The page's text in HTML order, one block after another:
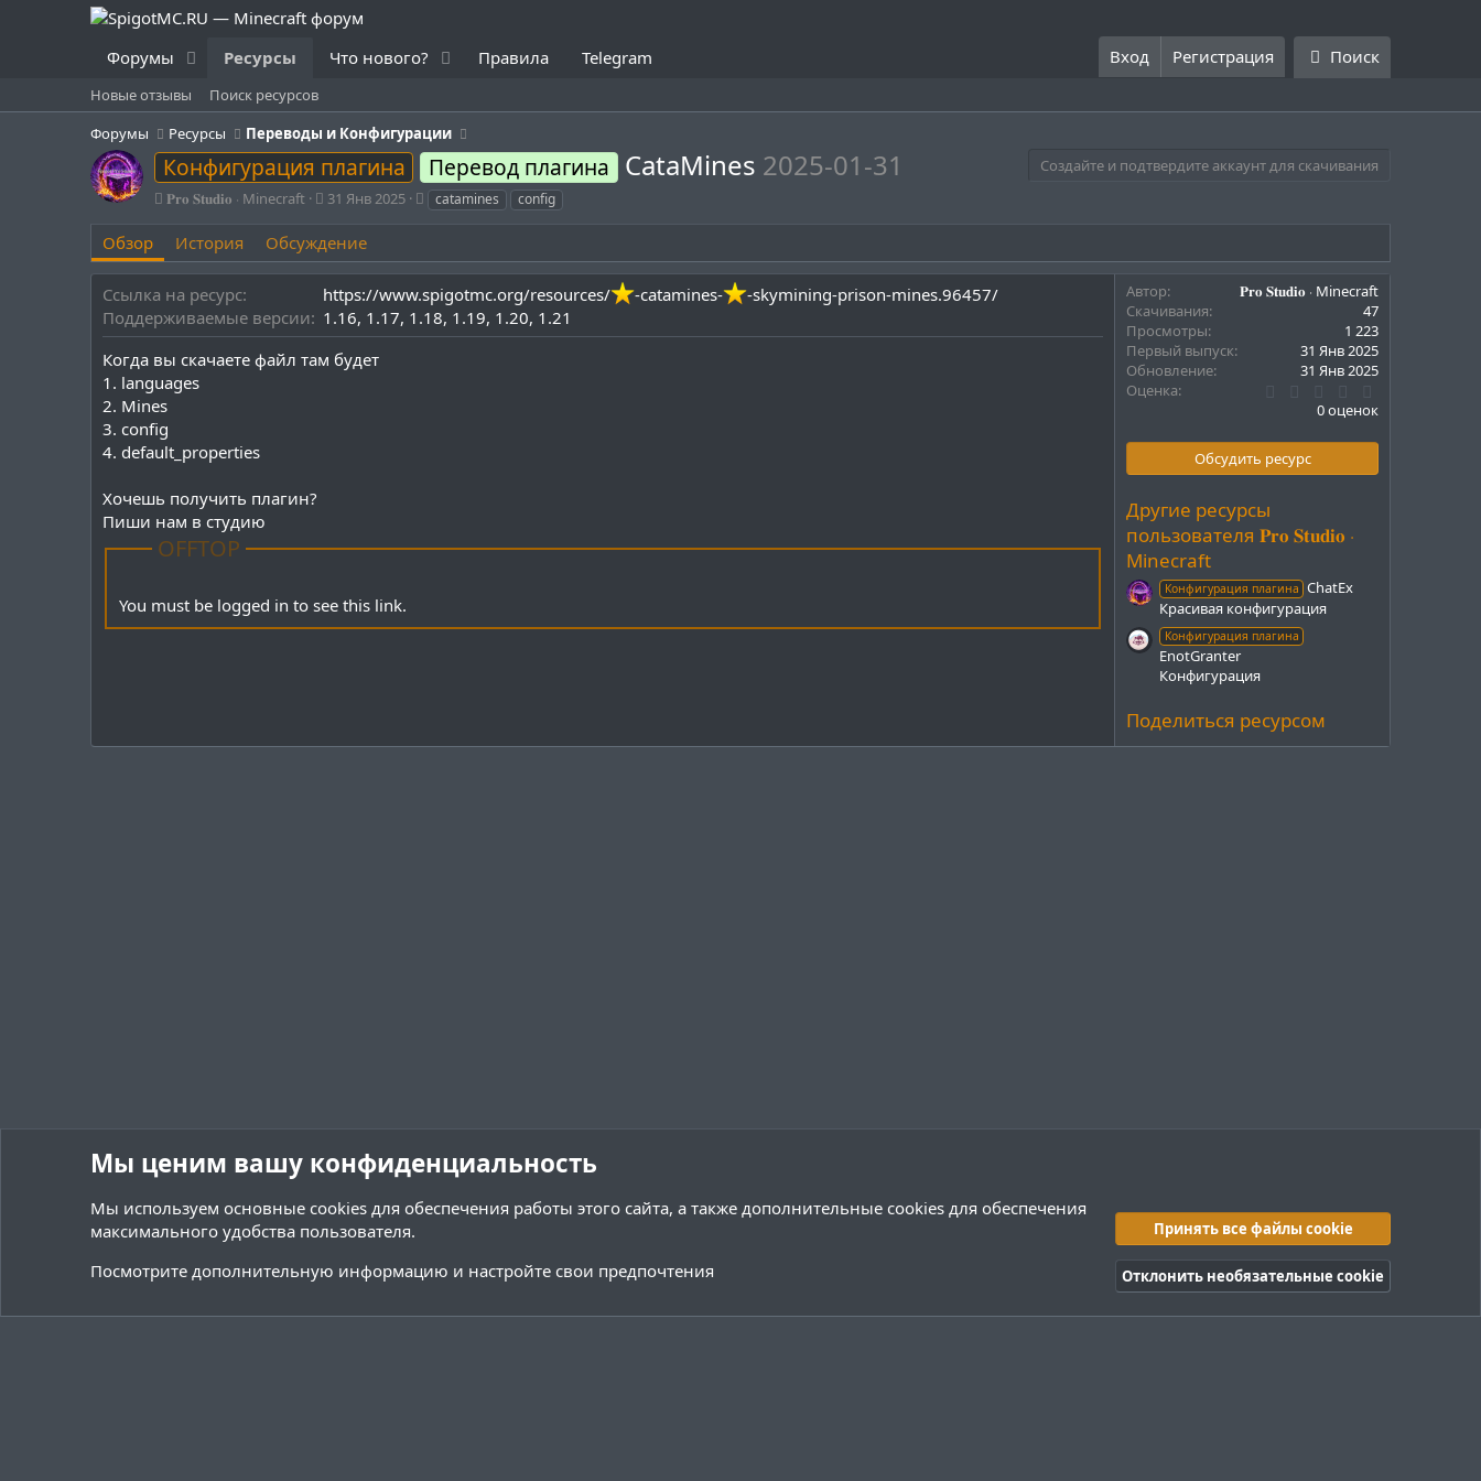
Форумы Ресурсы Что нового? Правила Telegram Вход Регистрация Поиск
Новые отзывы
Поиск ресурсов
Форумы
Ресурсы Переводы и Конфигурации
Конфигурация плагина Перевод плагина CataMines 2025-01-31
Создайте и подтвердите аккаунт для скачивания
А
о
р
𝐏𝐫𝐨 𝐒𝐭𝐮𝐝𝐢𝐨 ⋅ Minecraft
Д
т
а
с
о
з
д
а
31 Янв 2025
Т
и
catamines config
Обзор История Обсуждение
Ссылка на ресурс https://www.spigotmc.org/resources/ -catamines-
-skymining-prison-mines.96457/
Поддерживаемые версии
1.16 1.17 1.18 1.19 1.20 1.21
Когда вы скачаете файл там будет
1. languages
2. Mines
3. config
4. default_properties
Хочешь получить плагин?
Пиши нам в студию
OFFTOP
You must be logged in to see this link.
Автор
𝐏𝐫𝐨 𝐒𝐭𝐮𝐝𝐢𝐨 ⋅ Minecraft
Скачивания
47
Просмотры
1 223
Первый выпуск
31 Янв 2025
Обновление
31 Янв 2025
Оценка
0
0
в
0 оценок
Обсудить ресурс
Другие ресурсы
пользователя 𝐏𝐫𝐨 𝐒𝐭𝐮𝐝𝐢𝐨 ⋅
Minecraft
Конфигурация плагина ChatEx
Красивая конфигурация
Конфигурация плагина
EnotGranter
Конфигурация
Поделиться ресурсом
Ресурсы
Политика конфиденциальности Помощь
R
Мы ценим вашу конфиденциальность
Мы используем основные cookies для обеспечения работы этого сайта, а также дополнительные cookies для обеспечения
максимального удобства пользователя.
Посмотрите дополнительную информацию и настройте свои предпочтения
Принять все файлы cookie
Отклонить необязательные cookie